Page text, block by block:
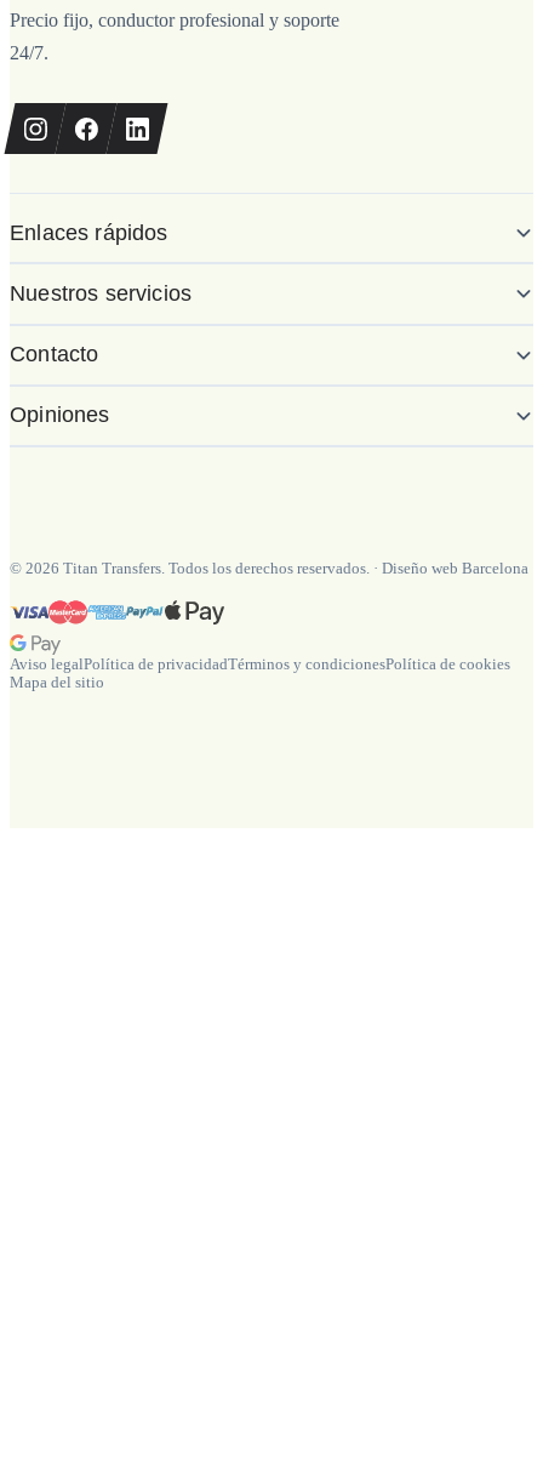
Precio fijo, conductor profesional y soporte
24/7.
Enlaces rápidos
Nuestros servicios
Contacto
Opiniones
© 2026 Titan Transfers. Todos los derechos reservados. · Diseño web Barcelona
Aviso legalPolítica de privacidadTérminos y condicionesPolítica de cookies
Mapa del sitio